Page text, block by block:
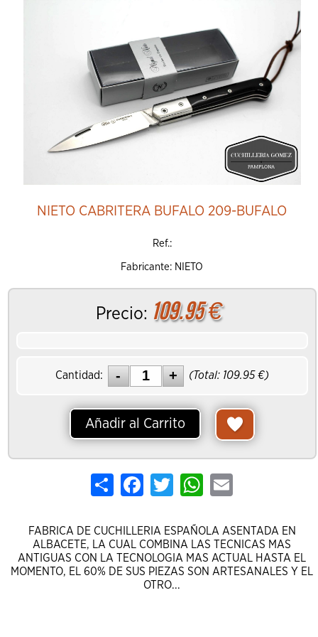
NIETO CABRITERA BUFALO 209-BUFALO
Ref.:
Fabricante: NIETO
Precio: 109.95€
Cantidad: (Total: 109.95€)
Añadir al Carrito
Share FacebookTwitter WhatsApp
FABRICA DE CUCHILLERIA ESPAÑOLA ASENTADA EN
ALBACETE, LA CUAL COMBINA LAS TECNICAS MAS
ANTIGUAS CON LA TECNOLOGIA MAS ACTUAL HASTA EL
MOMENTO, EL 60% DE SUS PIEZAS SON ARTESANALES Y EL
OTRO...